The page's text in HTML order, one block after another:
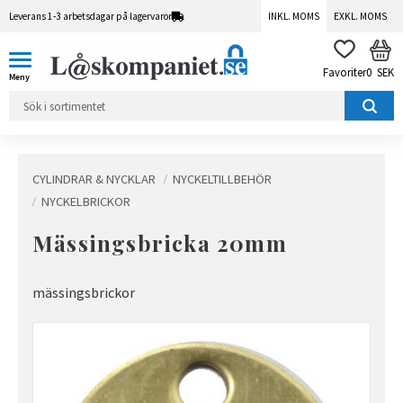
Leverans 1-3 arbetsdagar på lagervaror INKL. MOMS EXKL. MOMS
FAVORITER
0 SEK
CYLINDRAR & NYCKLAR
NYCKELTILLBEHÖR
NYCKELBRICKOR
Mässingsbricka 20mm
mässingsbrickor